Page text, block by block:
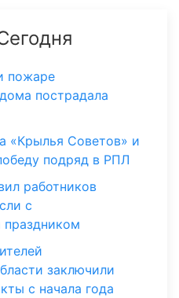
пожаре
пострадала
«Крылья Советов» и
подряд в РПЛ
работников
с
заключили
с начала года